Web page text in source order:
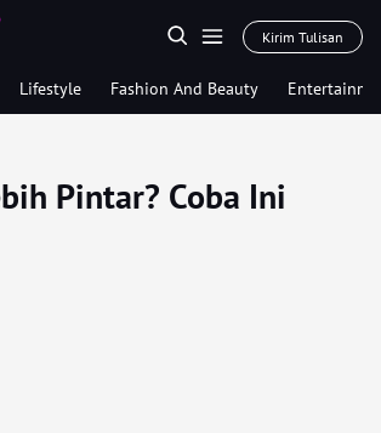
Kirim Tulisan
Lifestyle Fashion And Beauty
Pintar? Coba Ini